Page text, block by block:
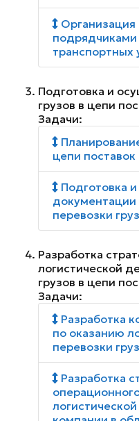
Организация
транспортных
Подготовка и
грузов в цепи
Задачи:
цепи поставок
Подготовка
перевозки
Разработка
логистической
грузов в цепи
Задачи:
Разработка
по оказанию
перевозки
Разработка